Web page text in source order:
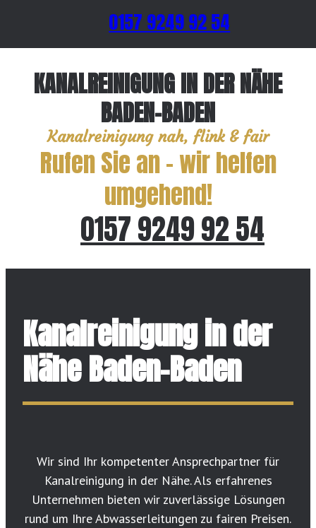
0157 9249 92 54
KANALREINIGUNG IN DER NÄHE
BADEN-BADEN
Kanalreinigung nah, flink & fair
Rufen Sie an – wir helfen
umgehend!
0157 9249 92 54
Kanalreinigung in der
Nähe Baden-Baden
Wir sind Ihr kompetenter Ansprechpartner für
Kanalreinigung in der Nähe. Als erfahrenes
Unternehmen bieten wir zuverlässige Lösungen
rund um Ihre Abwasserleitungen zu fairen Preisen.